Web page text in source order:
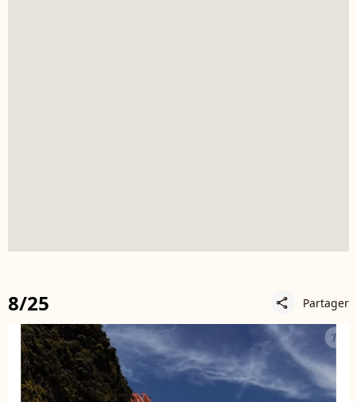
8/25 share Partager